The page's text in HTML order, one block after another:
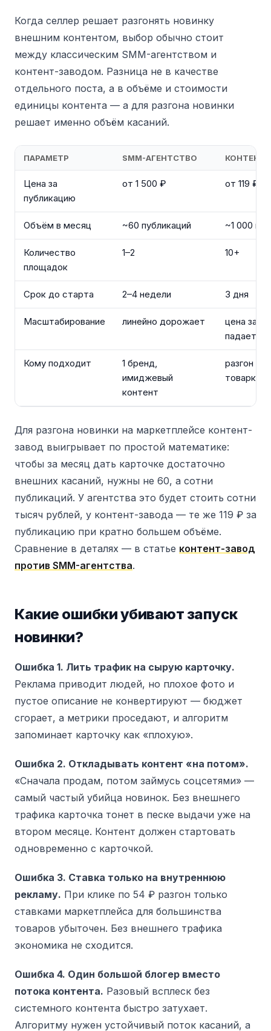
Когда селлер решает разгонять новинку
внешним контентом, выбор обычно стоит
между классическим SMM-агентством и
контент-заводом. Разница не в качестве
отдельного поста, а в объёме и стоимости
единицы контента — а для разгона новинки
решает именно объём касаний.
ПАРАМЕТР SMM-АГЕНТСТВО
Цена за
публикацию
от 1 500 ₽ от 119 ₽
Объём в месяц ~60 публикаций ~1 000
Количество
площадок
1–2 10+
Срок до старта 2–4 недели 3 дня
Масштабирование линейно дорожает
цена за
падает
Кому подходит
1 бренд,
имиджевый
контент
разгон
товарка,
Для разгона новинки на маркетплейсе контент-
завод выигрывает по простой математике:
чтобы за месяц дать карточке достаточно
внешних касаний, нужны не 60, а сотни
публикаций. У агентства это будет стоить сотни
тысяч рублей, у контент-завода — те же 119 ₽ за
публикацию при кратно большем объёме.
Сравнение в деталях — в статье контент-завод
против SMM-агентства.
Какие ошибки убивают запуск
новинки?
Ошибка 1. Лить трафик на сырую карточку.
Реклама приводит людей, но плохое фото и
пустое описание не конвертируют — бюджет
сгорает, а метрики проседают, и алгоритм
запоминает карточку как «плохую».
Ошибка 2. Откладывать контент «на потом».
«Сначала продам, потом займусь соцсетями» —
самый частый убийца новинок. Без внешнего
трафика карточка тонет в песке выдачи уже на
втором месяце. Контент должен стартовать
одновременно с карточкой.
Ошибка 3. Ставка только на внутреннюю
рекламу. При клике по 54 ₽ разгон только
ставками маркетплейса для большинства
товаров убыточен. Без внешнего трафика
экономика не сходится.
Ошибка 4. Один большой блогер вместо
потока контента. Разовый всплеск без
системного контента быстро затухает.
Алгоритму нужен устойчивый поток касаний, а